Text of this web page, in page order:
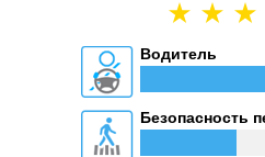
Водитель
Безопасность